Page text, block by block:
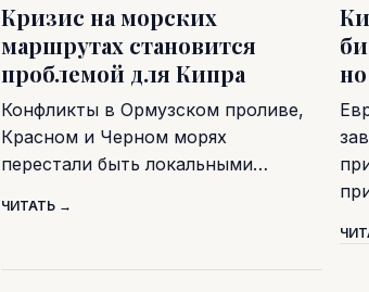
Кризис на морских
маршрутах становится
проблемой для Кипра
Конфликты в Ормузском проливе,
Красном и Черном морях
перестали быть локальными…
ЧИТАТЬ →